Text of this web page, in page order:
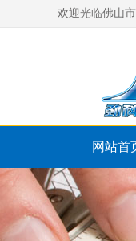
欢迎光临佛山
网站首